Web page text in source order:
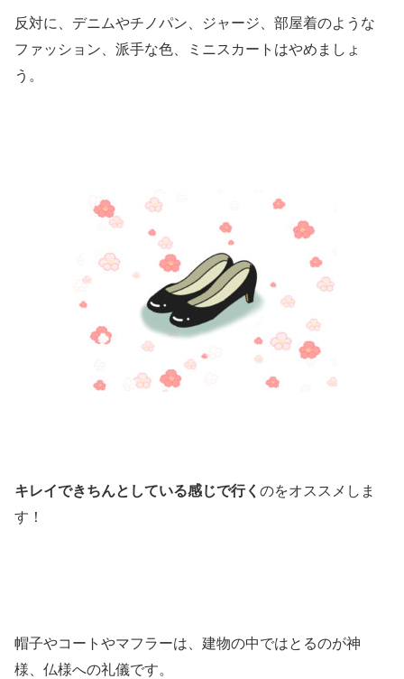
反対に、デニムやチノパン、ジャージ、部屋着のような
ファッション、派手な色、ミニスカートはやめましょ
う。
キレイできちんとしている感じで行くのをオススメしま
す！
帽子やコートやマフラーは、建物の中ではとるのが神
様、仏様への礼儀です。